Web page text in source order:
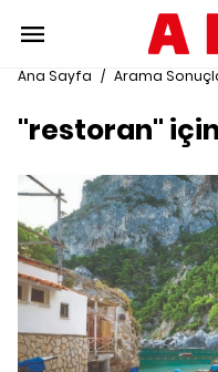
Ana Sayfa / Arama
"restoran"